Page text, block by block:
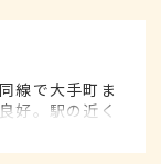
線で大手町ま
好。駅の近く
大型ショッピ
た徒歩圏内に